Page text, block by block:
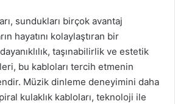
sundukları birçok avantaj
hayatını kolaylaştıran bir
taşınabilirlik ve estetik
bu kabloları tercih etmenin
Müzik dinleme deneyimini daha
kulaklık kabloları, teknoloji ile